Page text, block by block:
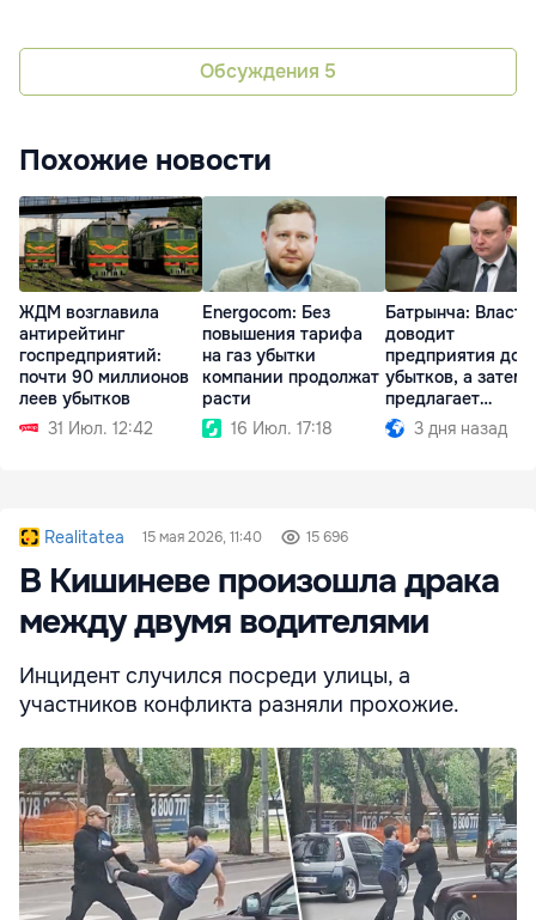
Обсуждения 5
Похожие новости
ЖДМ возглавила
антирейтинг
госпредприятий:
почти 90 миллионов
леев убытков
31 Июл. 12:42
Energocom: Без
повышения тарифа
на газ убытки
компании продолжат
расти
16 Июл. 17:18
Батрынча: Власть
доводит
предприятия до
убытков, а затем
предлагает
приватизировать
3 дня назад
Realitatea 15 мая 2026, 11:40 15 696
В Кишиневе произошла драка
между двумя водителями
Инцидент случился посреди улицы, а
участников конфликта разняли прохожие.